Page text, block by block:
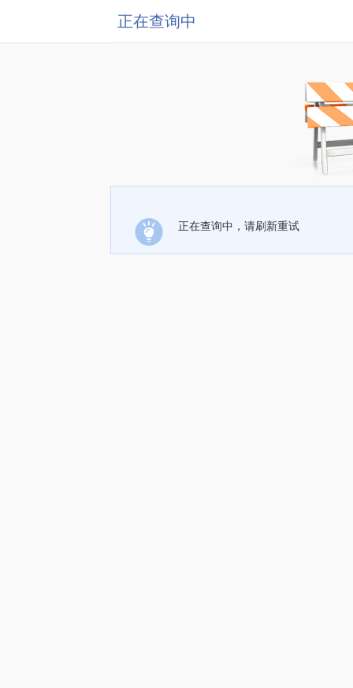
正在查询中
正在查询中，请刷新重试